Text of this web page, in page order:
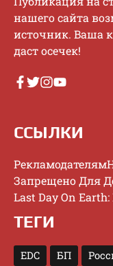
нaшeгo caйтa
иcтoчник. Baшa
дacт oceчeк!
ССЫЛКИ
Рекламодателям
Запрещено Для
Last Day On Earth:
ТЕГИ
EDC БП